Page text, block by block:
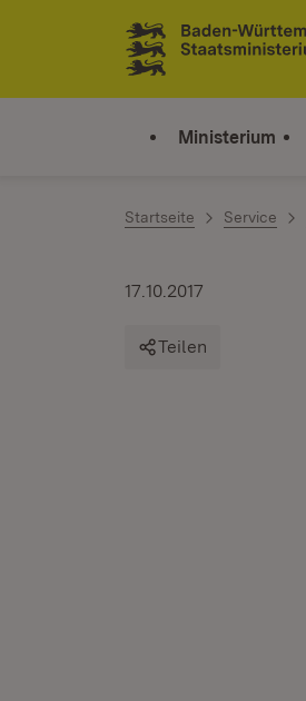
Zum Inhalt springen
Link zur Startseite
Ministerium
Startseite Service
17.10.2017
Teilen